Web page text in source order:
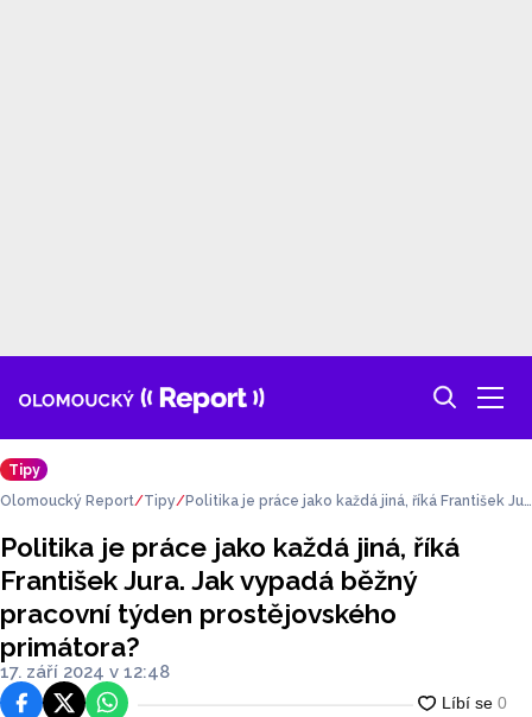
Tipy
Olomoucký Report
Tipy
Politika je práce jako každá jiná, říká František Jur
ho primátora?
Politika je práce jako každá jiná, říká
František Jura. Jak vypadá běžný
pracovní týden prostějovského
primátora?
17. září 2024 v 12:48
FacebookPlatforma X
WhatsApp